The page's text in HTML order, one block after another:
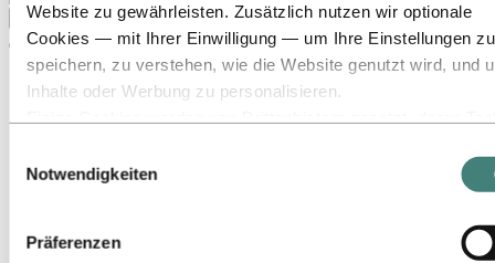
Website zu gewährleisten. Zusätzlich nutzen wir optionale
Cookies — mit Ihrer Einwilligung — um Ihre Einstellungen zu
speichern, zu verstehen, wie die Website genutzt wird, und
Inhalte oder Werbung zu personalisieren.
Diese Drittanbieter können die Informationen, die sie über
kombinieren, die Sie ihnen bereitgestellt haben oder die sie
Ihre Nutzung ihrer Dienste gesammelt haben. Der
Notwendigkeiten
Präferenzen
Schließen